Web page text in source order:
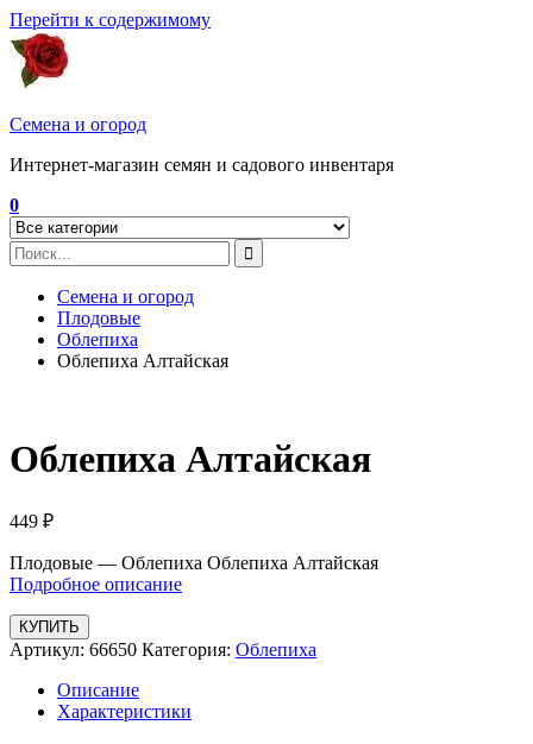
Перейти к содержимому
Семена и огород
Интернет-магазин семян и садового инвентаря
0
Семена и огород
Плодовые
Облепиха
Облепиха Алтайская
Облепиха Алтайская
449 ₽
Плодовые — Облепиха Облепиха Алтайская
Подробное описание
КУПИТЬ
Артикул: 66650 Категория: Облепиха
Описание
Характеристики